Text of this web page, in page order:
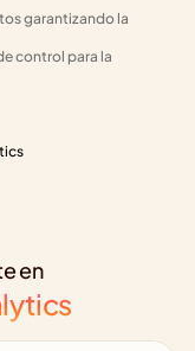
garantizando la
control para la
en